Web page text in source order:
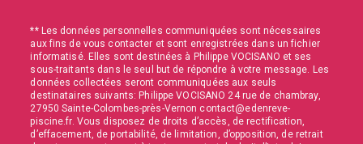
** Les données personnelles communiquées sont nécessaires
aux fins de vous contacter et sont enregistrées dans un fichier
informatisé. Elles sont destinées à Philippe VOCISANO et ses
sous-traitants dans le seul but de répondre à votre message. Les
données collectées seront communiquées aux seuls
destinataires suivants: Philippe VOCISANO 24 rue de chambray,
27950 Sainte-Colombes-près-Vernon contact@edenreve-
piscine.fr. Vous disposez de droits d’accès, de rectification,
d’effacement, de portabilité, de limitation, d’opposition, de retrait